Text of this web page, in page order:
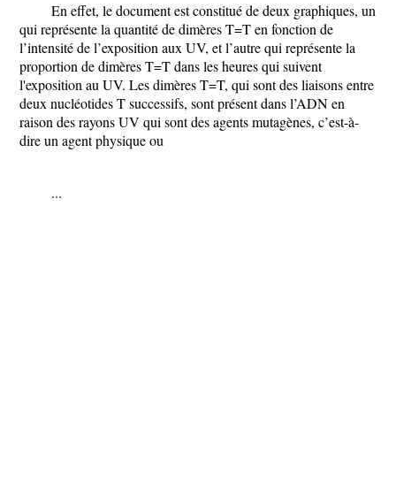
En effet, le document est constitué de deux graphiques, un
qui représente la quantité de dimères T=T en fonction de
l’intensité de l’exposition aux UV, et l’autre qui représente la
proportion de dimères T=T dans les heures qui suivent
l'exposition au UV. Les dimères T=T, qui sont des liaisons entre
deux nucléotides T successifs, sont présent dans l’ADN en
raison des rayons UV qui sont des agents mutagènes, c’est-à-
dire un agent physique ou
...